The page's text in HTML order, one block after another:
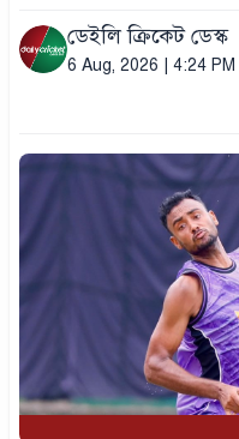
ডেইলি ক্রিকেট ডেস্ক
6 Aug, 2026 | 4:24 PM